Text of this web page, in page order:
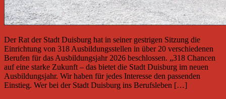
Der Rat der Stadt Duisburg hat in seiner gestrigen Sitzung die
Einrichtung von 318 Ausbildungsstellen in über 20 verschiedenen
Berufen für das Ausbildungsjahr 2026 beschlossen. „318 Chancen
auf eine starke Zukunft – das bietet die Stadt Duisburg im neuen
Ausbildungsjahr. Wir haben für jedes Interesse den passenden
Einstieg. Wer bei der Stadt Duisburg ins Berufsleben […]